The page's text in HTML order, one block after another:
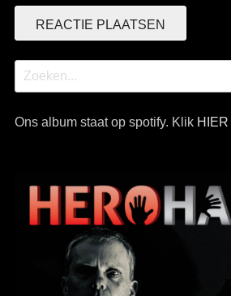
Zoek
naar:
Ons album staat op spotify. Klik HIER